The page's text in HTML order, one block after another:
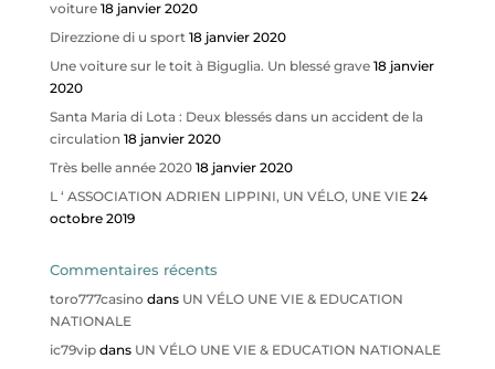
voiture 18 janvier 2020
Direzzione di u sport 18 janvier 2020
Une voiture sur le toit à Biguglia. Un blessé grave 18 janvier
2020
Santa Maria di Lota : Deux blessés dans un accident de la
circulation 18 janvier 2020
Très belle année 2020 18 janvier 2020
L ‘ ASSOCIATION ADRIEN LIPPINI, UN VÉLO, UNE VIE 24
octobre 2019
Commentaires récents
toro777casino dans UN VÉLO UNE VIE & EDUCATION
NATIONALE
ic79vipdans UN VÉLO UNE VIE & EDUCATION NATIONALE